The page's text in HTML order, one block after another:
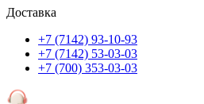
Доставка
+7 (7142) 93-10-93
+7 (7142) 53-03-03
+7 (700) 353-03-03